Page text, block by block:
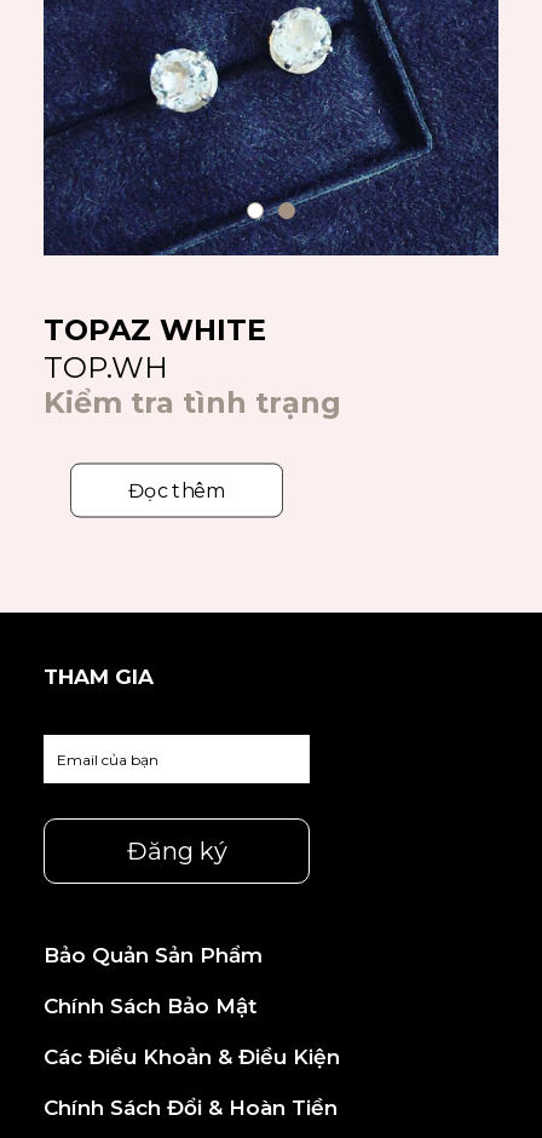
TOPAZ WHITE
TOP.WH
Kiểm tra tình trạng
Đọc thêm
THAM GIA
Bảo Quản Sản Phẩm
Chính Sách Bảo Mật
Các Điều Khoản & Điều Kiện
Chính Sách Đổi & Hoàn Tiền